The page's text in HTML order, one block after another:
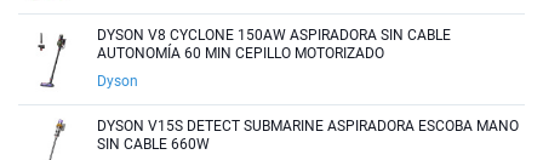
DYSON V8 CYCLONE 150AW ASPIRADORA SIN CABLE
AUTONOMÍA 60 MIN CEPILLO MOTORIZADO
Dyson
DYSON V15S DETECT SUBMARINE ASPIRADORA ESCOBA MANO
SIN CABLE 660W